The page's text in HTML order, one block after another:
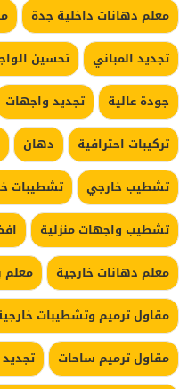
معلم دهانات داخلية جدة
تجديد المباني
تحسين
جودة عالية
تجديد واجهات
تركيبات احترافية
دهان
تشطيب خارجي
تشطيبات
تشطيب واجهات منزلية
معلم دهانات خارجية
معلم
مقاول ترميم وتشطيبات
مقاول ترميم ساحات